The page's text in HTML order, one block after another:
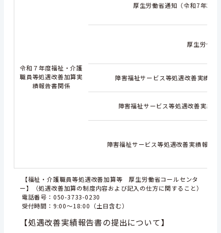
令和７年度福祉・介護
職員等処遇改善加算実
績報告書関係
厚生労働省通知（令和7年3月
厚生労働省
障害福祉サービス等処遇改善実績報
障害福祉サービス等処遇改善実績
障害福祉サービス等処遇改善実績報告
【福祉・介護職員等処遇改善加算等 厚生労働省コールセンタ
ー】（処遇改善加算の制度内容および記入の仕方に関すること）
電話番号：050-3733-0230
受付時間：9:00～18:00（土日含む）
【処遇改善実績報告書の提出について】